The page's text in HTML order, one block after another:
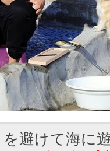
避けて海に